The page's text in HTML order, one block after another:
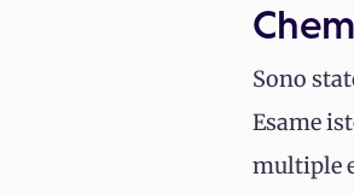
Sono
Esame
multiple